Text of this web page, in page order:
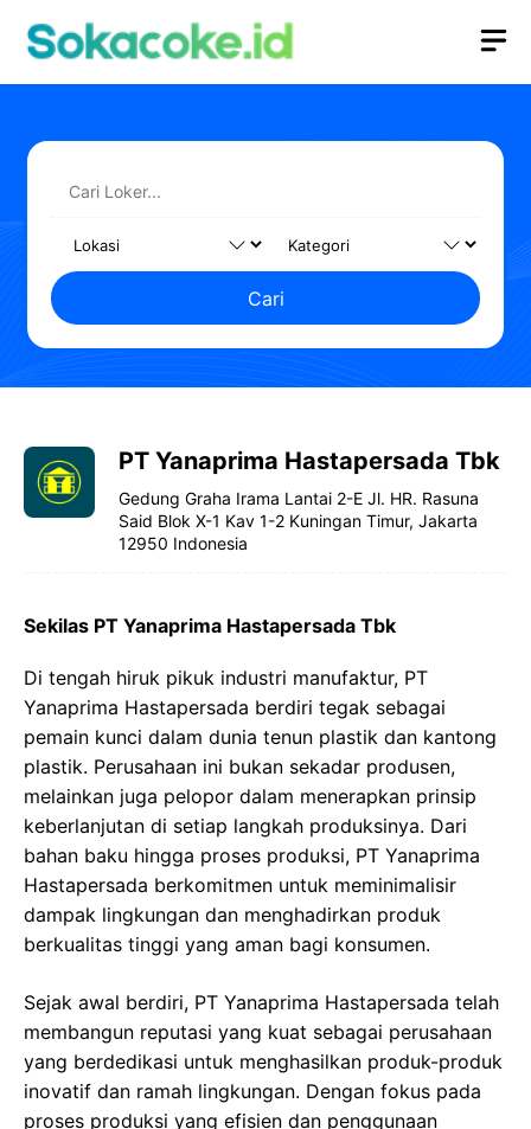
Cari
PT Yanaprima Hastapersada Tbk
Gedung Graha Irama Lantai 2-E Jl. HR. Rasuna
Said Blok X-1 Kav 1-2 Kuningan Timur, Jakarta
12950 Indonesia
Sekilas PT Yanaprima Hastapersada Tbk
Di tengah hiruk pikuk industri manufaktur, PT
Yanaprima Hastapersada berdiri tegak sebagai
pemain kunci dalam dunia tenun plastik dan kantong
plastik. Perusahaan ini bukan sekadar produsen,
melainkan juga pelopor dalam menerapkan prinsip
keberlanjutan di setiap langkah produksinya. Dari
bahan baku hingga proses produksi, PT Yanaprima
Hastapersada berkomitmen untuk meminimalisir
dampak lingkungan dan menghadirkan produk
berkualitas tinggi yang aman bagi konsumen.
Sejak awal berdiri, PT Yanaprima Hastapersada telah
membangun reputasi yang kuat sebagai perusahaan
yang berdedikasi untuk menghasilkan produk-produk
inovatif dan ramah lingkungan. Dengan fokus pada
proses produksi yang efisien dan penggunaan